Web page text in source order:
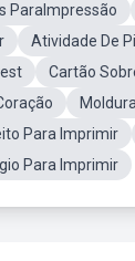
ParaImpressão
Atividade De
Cartão
Para Imprimir
Para Imprimir